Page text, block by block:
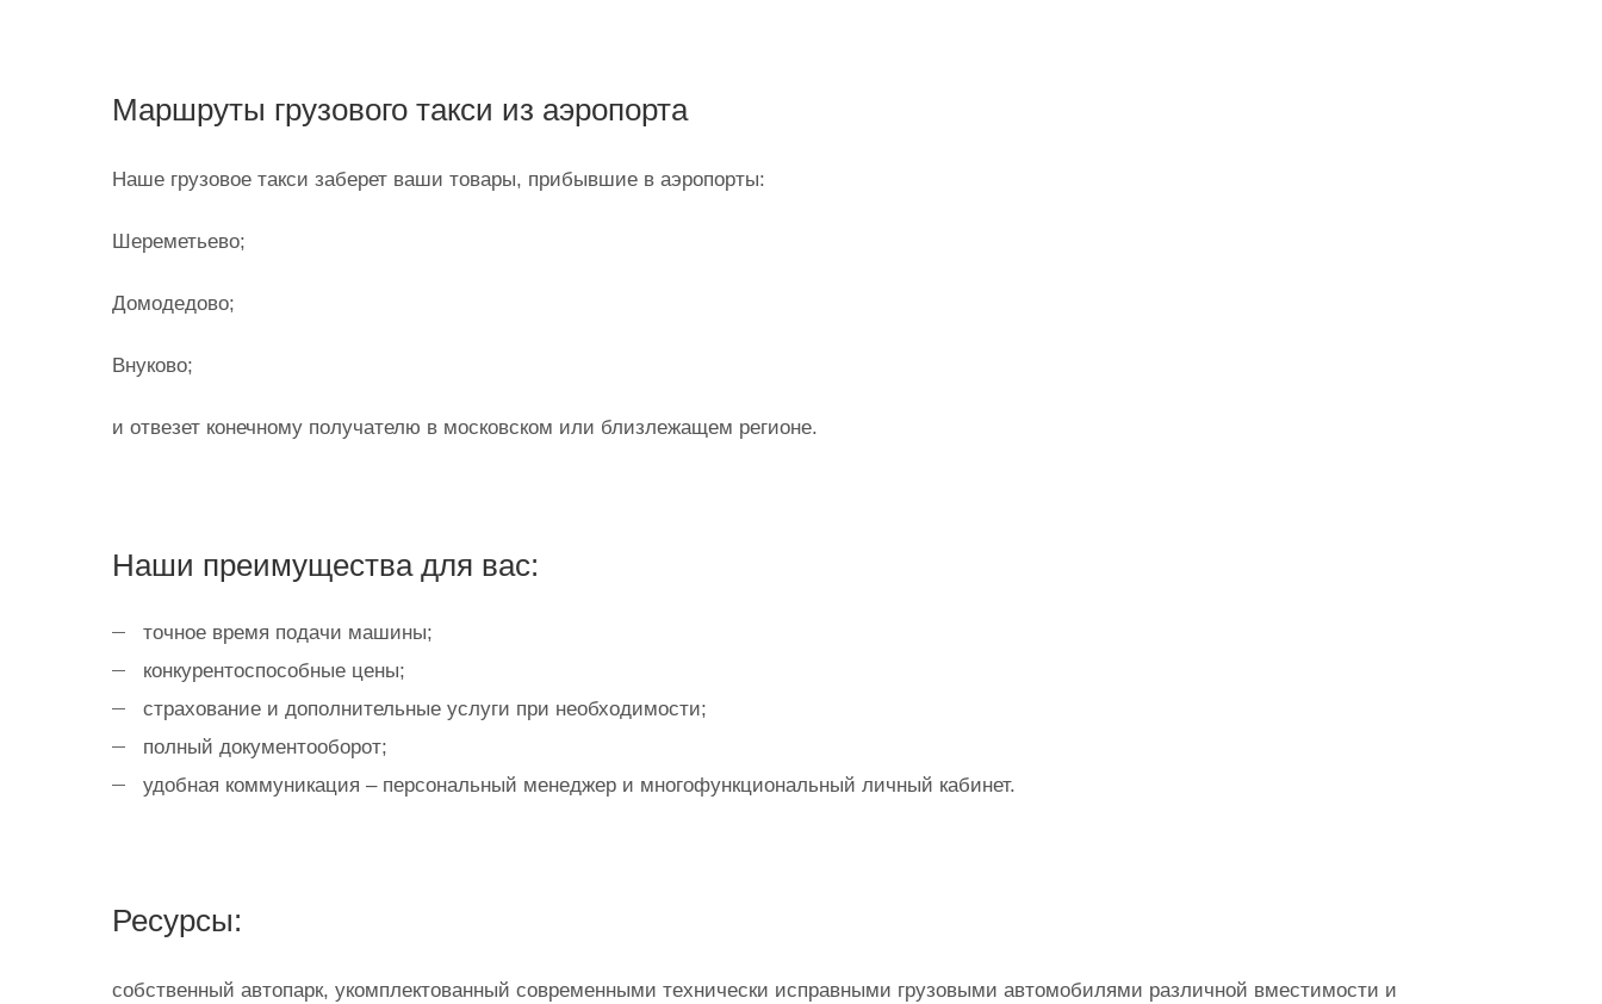
Маршруты грузового такси из аэропорта
Наше грузовое такси заберет ваши товары, прибывшие в аэропорты:
Шереметьево;
Домодедово;
Внуково;
и отвезет конечному получателю в московском или близлежащем регионе.
Наши преимущества для вас:
точное время подачи машины;
конкурентоспособные цены;
страхование и дополнительные услуги при необходимости;
полный документооборот;
удобная коммуникация – персональный менеджер и многофункциональный личный кабинет.
Ресурсы:
собственный автопарк, укомплектованный современными технически исправными грузовыми автомобилями различной вместимости и